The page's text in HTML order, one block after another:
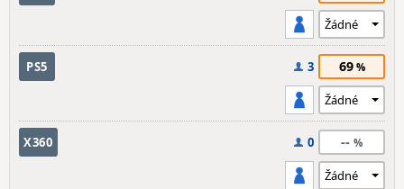
PS5 3 69
X360 0 --